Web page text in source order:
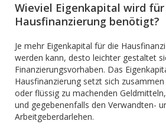
Wieviel Eigenkapital wird
Hausfinanzierung benötigt?
Je mehr Eigenkapital für die
werden kann, desto leichter gestaltet
Finanzierungsvorhaben. Das
Hausfinanzierung setzt sich
oder flüssig zu machenden
und gegebenenfalls den Verwandten-
Arbeitgeberdarlehen.